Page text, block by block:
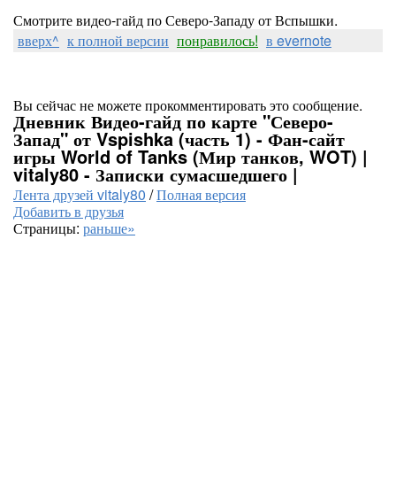
Смотрите видео-гайд по Северо-Западу от Вспышки.
вверх^ к полной версии понравилось! в evernote
Вы сейчас не можете прокомментировать это сообщение.
Дневник Видео-гайд по карте "Северо-
Запад" от Vspishka (часть 1) - Фан-сайт
игры World of Tanks (Мир танков, WOT) |
vitaly80 - Записки сумасшедшего |
Лента друзей vitaly80 /Полная версия
Добавить в друзья
Страницы: раньше»